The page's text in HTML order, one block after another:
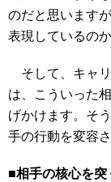
のだと思います
表現しているの
そして、キャ
は、こういった
げかけます。そ
手の行動を変容
■相手の核心を突